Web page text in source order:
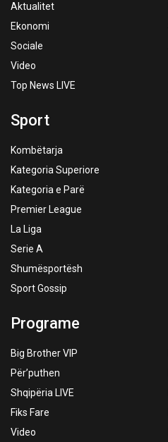
Aktualitet
Ekonomi
Sociale
Video
Top News LIVE
Sport
Kombëtarja
Kategoria Superiore
Kategoria e Parë
Premier League
La Liga
Serie A
Shumësportësh
Sport Gossip
Programe
Big Brother VIP
Për’puthen
Shqipëria LIVE
Fiks Fare
Video